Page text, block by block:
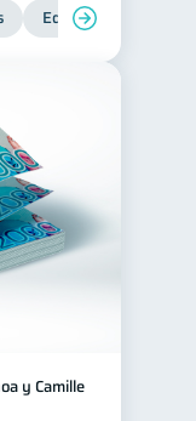
Educación financiera
y Camille